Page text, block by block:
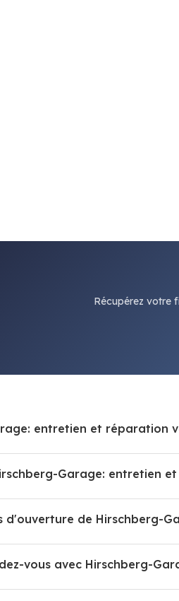
Récupérez votre
entretien et réparation
Garage: entretien
d'ouverture de Hirschberg-
vous avec Hirschberg-